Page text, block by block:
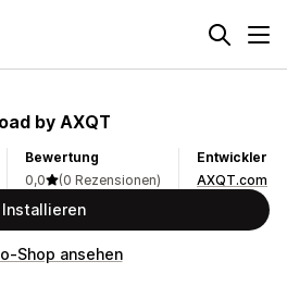
by AXQT
Bewertung
0,0
(0 Rezensionen)
Entwickler
AXQT.com
Installieren
Shop ansehen